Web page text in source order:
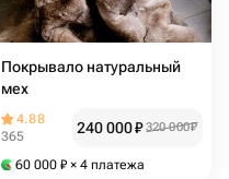
Покрывало натуральный
мех
4.88
365
240 000₽ 320 000₽
60 000 ₽ × 4 платежа